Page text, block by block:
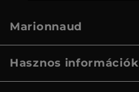
Marionnaud
Hasznos információk